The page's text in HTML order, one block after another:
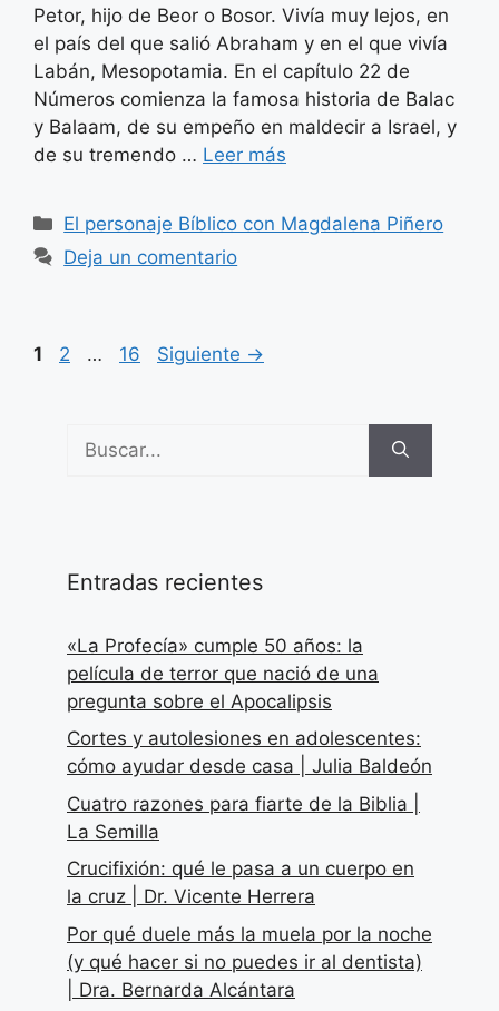
Petor, hijo de Beor o Bosor. Vivía muy lejos, en
el país del que salió Abraham y en el que vivía
Labán, Mesopotamia. En el capítulo 22 de
Números comienza la famosa historia de Balac
y Balaam, de su empeño en maldecir a Israel, y
de su tremendo … Leer más
Categorías
El personaje Bíblico con Magdalena Piñero
Deja un comentario
Página
1 Página
2 … Página
16 Siguiente →
Entradas recientes
«La Profecía» cumple 50 años: la
película de terror que nació de una
pregunta sobre el Apocalipsis
Cortes y autolesiones en adolescentes:
cómo ayudar desde casa | Julia Baldeón
Cuatro razones para fiarte de la Biblia |
La Semilla
Crucifixión: qué le pasa a un cuerpo en
la cruz | Dr. Vicente Herrera
Por qué duele más la muela por la noche
(y qué hacer si no puedes ir al dentista)
| Dra. Bernarda Alcántara